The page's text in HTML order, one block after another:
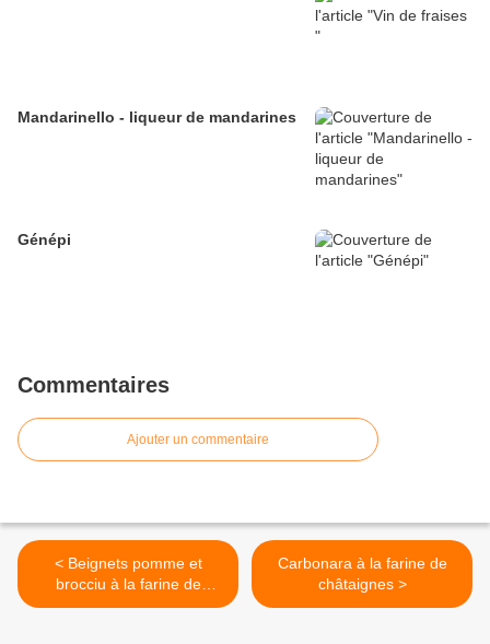
Mandarinello - liqueur de mandarines
Génépi
Commentaires
Ajouter un commentaire
< Beignets pomme et
brocciu à la farine de
châtaigne
Carbonara à la farine de
châtaignes >